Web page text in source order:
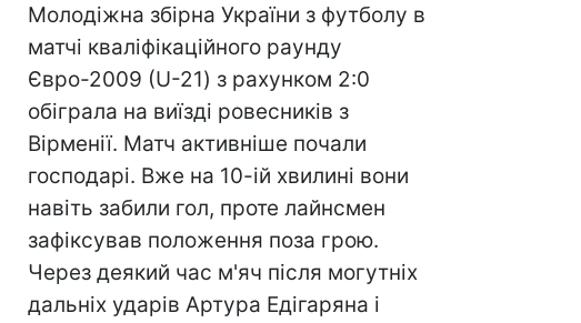
Молодіжна збірна України з футболу в
матчі кваліфікаційного раунду
Євро-2009 (U-21) з рахунком 2:0
обіграла на виїзді ровесників з
Вірменії. Матч активніше почали
господарі. Вже на 10-ій хвилині вони
навіть забили гол, проте лайнсмен
зафіксував положення поза грою.
Через деякий час м'яч після могутніх
дальніх ударів Артура Едігаряна і